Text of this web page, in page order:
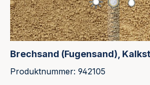
Brechsand (Fugensand),
Produktnummer: 942105